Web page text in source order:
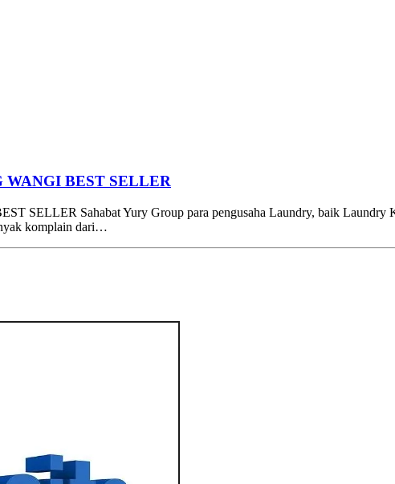
WANGI BEST SELLER
Sahabat Yury Group para pengusaha Laundry, baik Laundry
komplain dari…